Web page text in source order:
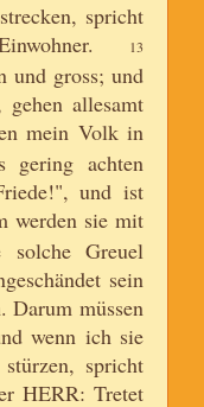
spricht
13
und gross; und
gehen allesamt
mein Volk in
gering achten
und ist
werden sie mit
solche Greuel
sein
Darum müssen
wenn ich sie
spricht
HERR: Tretet